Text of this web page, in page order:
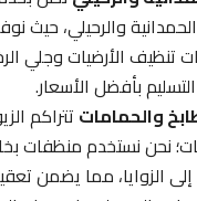
والرحيلي، حيث نوفر
الأرضيات وجلي
بأفضل الأسعار.
والحماماتتتراكم
نستخدم منظفات
مما يضمن